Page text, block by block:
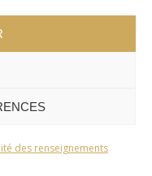
des renseignements
-